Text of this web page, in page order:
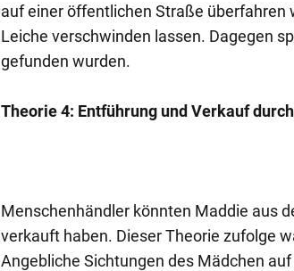
auf einer öffentlichen Straße überfahren
Leiche verschwinden lassen. Dagegen
gefunden wurden.
Theorie 4: Entführung und Verkauf
Menschenhändler könnten Maddie aus
verkauft haben. Dieser Theorie zufolge
Angebliche Sichtungen des Mädchen